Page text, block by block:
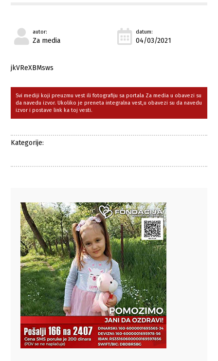
autor:
Za media
datum:
04/03/2021
jkVReXBMsws
Svi mediji koji preuzmu vest ili fotografiju sa portala Za media u obavezi su
da navedu izvor. Ukoliko je preneta integralna vest,u obavezi su da navedu
izvor i postave link ka toj vesti.
Kategorije: